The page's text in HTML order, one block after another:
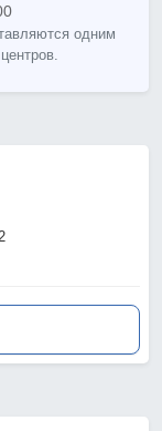
одним